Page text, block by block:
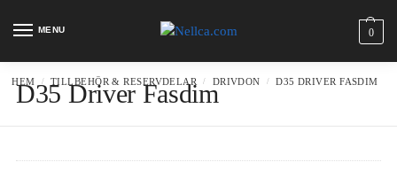
MENU 0
HEM / TILLBEHÖR & RESERVDELAR / DRIVDON / D35 DRIVER FASDIM
D35 Driver Fasdim